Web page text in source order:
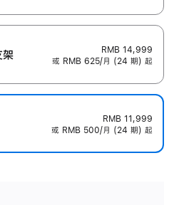
架
RMB 14,999
或 RMB 625/月 (24 期) 起
RMB 11,999
或 RMB 500/月 (24 期) 起